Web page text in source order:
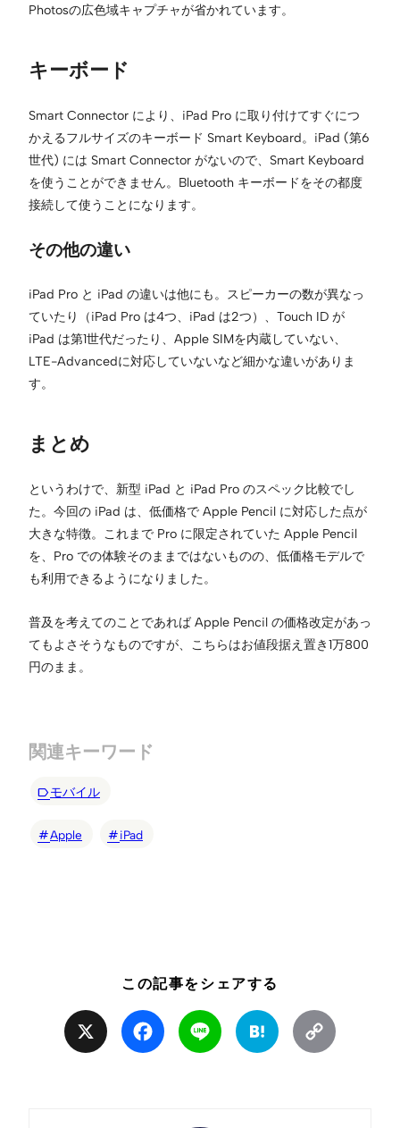
Photosの広色域キャプチャが省かれています。
キーボード
Smart Connector により、iPad Pro に取り付けてすぐにつ
かえるフルサイズのキーボード Smart Keyboard。iPad (第6
世代) には Smart Connector がないので、Smart Keyboard
を使うことができません。Bluetooth キーボードをその都度
接続して使うことになります。
その他の違い
iPad Pro と iPad の違いは他にも。スピーカーの数が異なっ
ていたり（iPad Pro は4つ、iPad は2つ）、Touch ID が
iPad は第1世代だったり、Apple SIMを内蔵していない、
LTE-Advancedに対応していないなど細かな違いがありま
す。
まとめ
というわけで、新型 iPad と iPad Pro のスペック比較でし
た。今回の iPad は、低価格で Apple Pencil に対応した点が
大きな特徴。これまで Pro に限定されていた Apple Pencil
を、Pro での体験そのままではないものの、低価格モデルで
も利用できるようになりました。
普及を考えてのことであれば Apple Pencil の価格改定があっ
てもよさそうなものですが、こちらはお値段据え置き1万800
円のまま。
関連キーワード
モバイル
Apple iPad
この記事をシェアする
Facebook Line Hatena